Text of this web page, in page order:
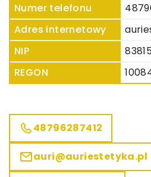
Numer telefonu
Adres internetowy
NIP
REGON
48796287412
auri@auriestetyka.pl